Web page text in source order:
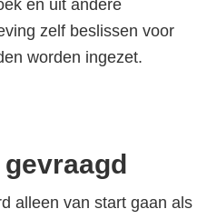
en uit andere
zelf beslissen voor
worden ingezet.
alleen van start gaan als